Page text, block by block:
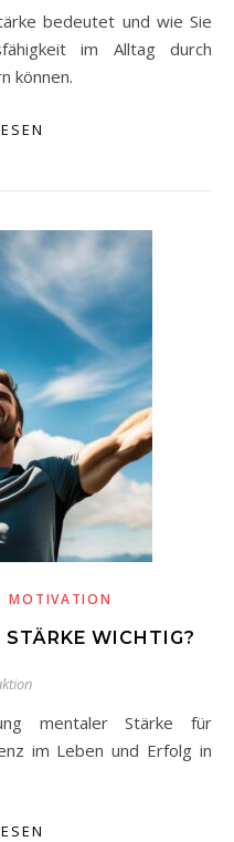
im Alltag durch
können.
MOTIVATION
WICHTIG?
im Leben und Erfolg in